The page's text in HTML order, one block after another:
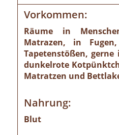
Vorkommen:
Räume in
Matrazen, in
Tapetenstößen,
dunkelrote
Matratzen und
Nahrung:
Blut